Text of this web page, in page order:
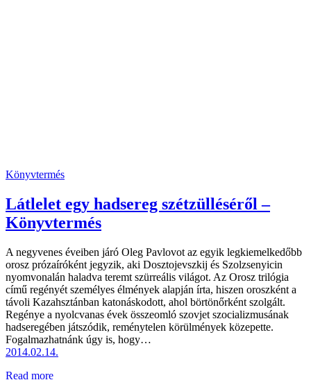
Könyvtermés
Látlelet egy hadsereg szétzülléséről –
Könyvtermés
A negyvenes éveiben járó Oleg Pavlovot az egyik legkiemelkedőbb
orosz prózaíróként jegyzik, aki Dosztojevszkij és Szolzsenyicin
nyomvonalán haladva teremt szürreális világot. Az Orosz trilógia
című regényét személyes élmények alapján írta, hiszen oroszként a
távoli Kazahsztánban katonáskodott, ahol börtönőrként szolgált.
Regénye a nyolcvanas évek összeomló szovjet szocializmusának
hadseregében játszódik, reménytelen körülmények közepette.
Fogalmazhatnánk úgy is, hogy…
2014.02.14.
Read more